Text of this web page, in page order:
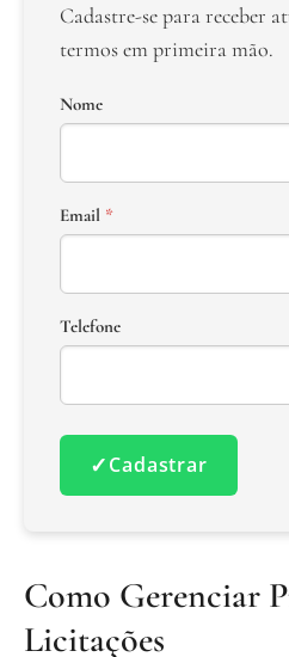
Cadastre-se para receber
termos em primeira mão.
Nome
Email *
Telefone
✓Cadastrar
Como Gerenciar
Licitações